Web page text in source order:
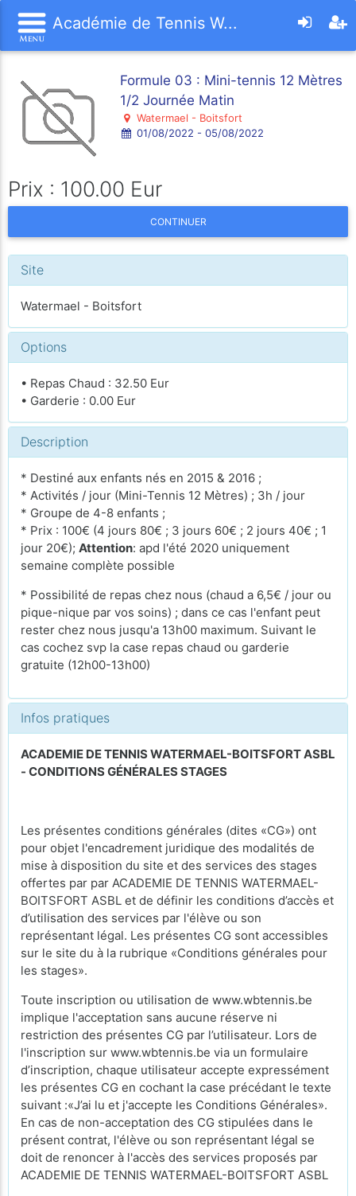
Académie de Tennis W...
Formule 03 : Mini-tennis 12 Mètres
1/2 Journée Matin
Watermael - Boitsfort
01/08/2022 - 05/08/2022
Prix : 100.00 Eur
CONTINUER
Site
Watermael - Boitsfort
Options
• Repas Chaud : 32.50 Eur
• Garderie : 0.00 Eur
Description
* Destiné aux enfants nés en 2015 & 2016 ;
* Activités / jour (Mini-Tennis 12 Mètres) ; 3h / jour
* Groupe de 4-8 enfants ;
* Prix : 100€ (4 jours 80€ ; 3 jours 60€ ; 2 jours 40€ ; 1
jour 20€); Attention: apd l'été 2020 uniquement
semaine complète possible
* Possibilité de repas chez nous (chaud a 6,5€ / jour ou
pique-nique par vos soins) ; dans ce cas l'enfant peut
rester chez nous jusqu'a 13h00 maximum. Suivant le
cas cochez svp la case repas chaud ou garderie
gratuite (12h00-13h00)
Infos pratiques
ACADEMIE DE TENNIS WATERMAEL-BOITSFORT ASBL
- CONDITIONS GÉNÉRALES STAGES
Les présentes conditions générales (dites «CG») ont
pour objet l'encadrement juridique des modalités de
mise à disposition du site et des services des stages
offertes par par ACADEMIE DE TENNIS WATERMAEL-
BOITSFORT ASBL et de définir les conditions d’accès et
d’utilisation des services par l'élève ou son
représentant légal. Les présentes CG sont accessibles
sur le site du à la rubrique «Conditions générales pour
les stages».
Toute inscription ou utilisation de www.wbtennis.be
implique l'acceptation sans aucune réserve ni
restriction des présentes CG par l’utilisateur. Lors de
l'inscription sur www.wbtennis.be via un formulaire
d’inscription, chaque utilisateur accepte expressément
les présentes CG en cochant la case précédant le texte
suivant :«J’ai lu et j'accepte les Conditions Générales».
En cas de non-acceptation des CG stipulées dans le
présent contrat, l'élève ou son représentant légal se
doit de renoncer à l'accès des services proposés par
ACADEMIE DE TENNIS WATERMAEL-BOITSFORT ASBL